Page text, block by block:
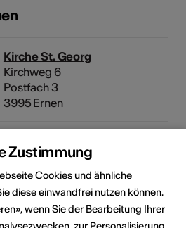
Kirche St. Georg
Kirchweg 6
Postfach 3
3995 Ernen
Festival Musikdorf Ernen
Kirchweg 6
Postfach 3
3995 Ernen
Zustimmung
Cookies und ähnliche
diese einwandfrei nutzen können.
wenn Sie der Bearbeitung Ihrer